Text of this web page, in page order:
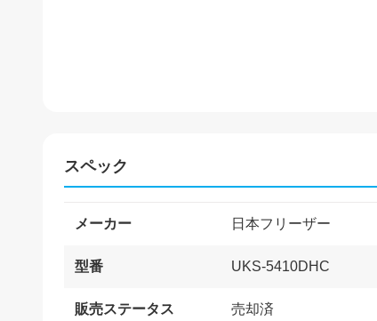
スペック
メーカー 日本フリーザー
型番 UKS-5410DHC
販売ステータス 売却済